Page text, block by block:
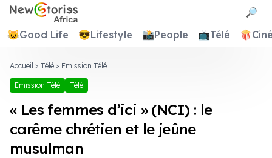
Newstories Africa
🔎
😺Good Life 😎Lifestyle 📸People 📺Télé 🍿
Accueil > Télé > Emission Télé
Emission Télé Télé
« Les femmes d’ici » (NCI) : le
carême chrétien et le jeûne
musulman